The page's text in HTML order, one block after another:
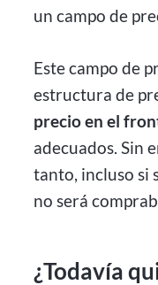
un campo de
Este campo de
estructura de
precio en el
adecuados. Sin
tanto, incluso si
no será
¿Todavía